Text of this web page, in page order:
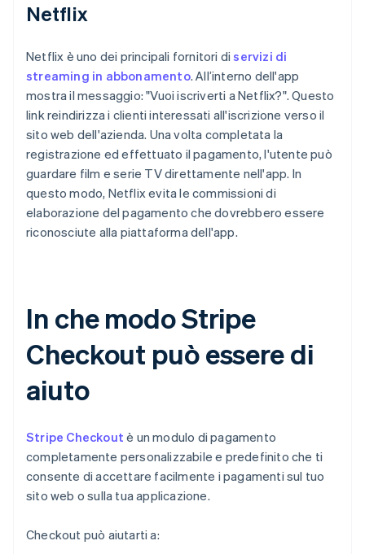
Netflix
Netflix è uno dei principali fornitori diservizi di
streaming in abbonamento. All’interno dell'app
mostra il messaggio: "Vuoi iscriverti a Netflix?". Questo
link reindirizza i clienti interessati all'iscrizione verso il
sito web dell'azienda. Una volta completata la
registrazione ed effettuato il pagamento, l'utente può
guardare film e serie TV direttamente nell'app. In
questo modo, Netflix evita le commissioni di
elaborazione del pagamento che dovrebbero essere
riconosciute alla piattaforma dell'app.
In che modo Stripe
Checkout può essere di
aiuto
Stripe Checkout è un modulo di pagamento
completamente personalizzabile e predefinito che ti
consente di accettare facilmente i pagamenti sul tuo
sito web o sulla tua applicazione.
Checkout può aiutarti a: